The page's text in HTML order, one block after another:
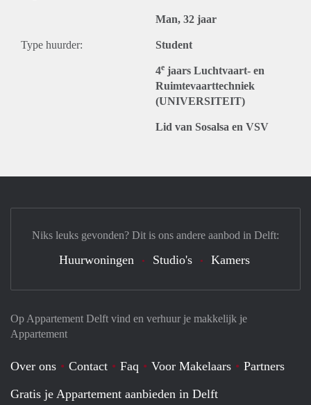
Man, 32 jaar
Type huurder: Student
4e jaars Luchtvaart- en
Ruimtevaarttechniek
(UNIVERSITEIT)
Lid van Sosalsa en VSV
Op Appartement Delft vind en verhuur je makkelijk je
Appartement
Over ons Contact Faq Voor Makelaars
Partners
Gratis je Appartement aanbieden in Delft
Niks leuks gevonden? Dit is ons andere aanbod in Delft:
Huurwoningen Studio's Kamers